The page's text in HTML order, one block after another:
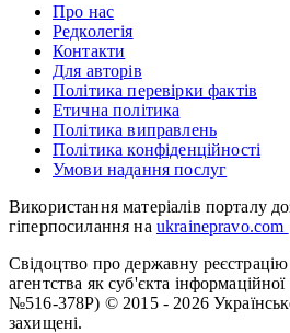
Про нас
Редколегія
Контакти
Для авторів
Політика перевірки фактів
Етична політика
Політика виправлень
Політика конфіденційності
Умови надання послуг
Використання матеріалів порталу
гіперпосилання на ukrainepravo.com
Свідоцтво про державну
агентства як суб'єкта інформаційної
№516-378Р) © 2015 - 2026
захищені.